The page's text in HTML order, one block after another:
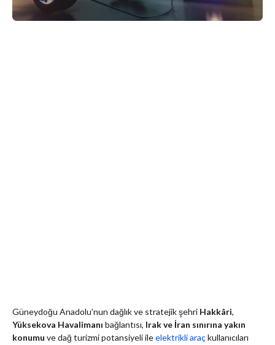
Güneydoğu Anadolu’nun dağlık ve stratejik şehri Hakkâri,
Yüksekova Havalimanı bağlantısı, Irak ve İran sınırına yakın
konumu ve dağ turizmi potansiyeli ileelektrikli araçkullanıcıları